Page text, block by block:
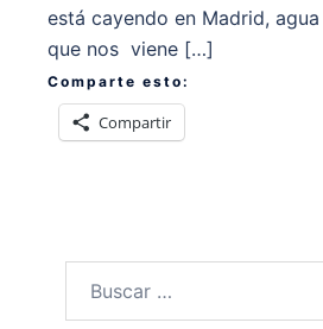
está cayendo en Madrid,
que nos viene […]
Comparte esto:
Compartir